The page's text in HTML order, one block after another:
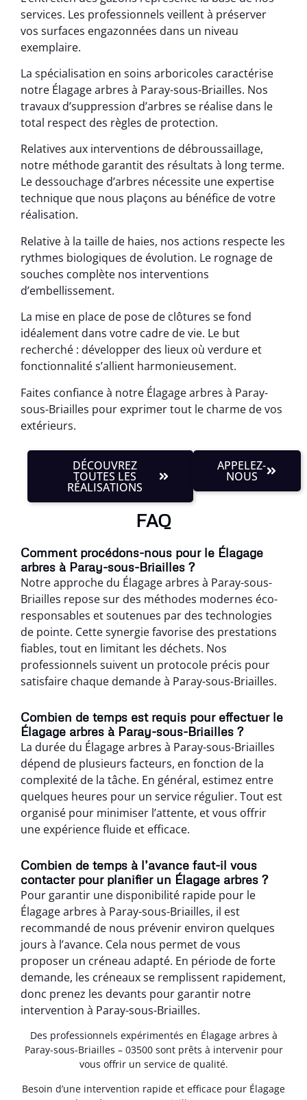
services. Les professionnels veillent à préserver
vos surfaces engazonnées dans un niveau
exemplaire.
La spécialisation en soins arboricoles caractérise
notre Élagage arbres à Paray-sous-Briailles. Nos
travaux d’suppression d’arbres se réalise dans le
total respect des règles de protection.
Relatives aux interventions de débroussaillage,
notre méthode garantit des résultats à long terme.
Le dessouchage d’arbres nécessite une expertise
technique que nous plaçons au bénéfice de votre
réalisation.
Relative à la taille de haies, nos actions respecte les
rythmes biologiques de évolution. Le rognage de
souches complète nos interventions
d’embellissement.
La mise en place de pose de clôtures se fond
idéalement dans votre cadre de vie. Le but
recherché : développer des lieux où verdure et
fonctionnalité s’allient harmonieusement.
Faites confiance à notre Élagage arbres à Paray-
sous-Briailles pour exprimer tout le charme de vos
extérieurs.
DÉCOUVREZ
TOUTES LES
RÉALISATIONS
APPELEZ-
NOUS
FAQ
Comment procédons-nous pour le Élagage
arbres à Paray-sous-Briailles ?
Notre approche du Élagage arbres à Paray-sous-
Briailles repose sur des méthodes modernes éco-
responsables et soutenues par des technologies
de pointe. Cette synergie favorise des prestations
fiables, tout en limitant les déchets. Nos
professionnels suivent un protocole précis pour
satisfaire chaque demande à Paray-sous-Briailles.
Combien de temps est requis pour effectuer le
Élagage arbres à Paray-sous-Briailles ?
La durée du Élagage arbres à Paray-sous-Briailles
dépend de plusieurs facteurs, en fonction de la
complexité de la tâche. En général, estimez entre
quelques heures pour un service régulier. Tout est
organisé pour minimiser l’attente, et vous offrir
une expérience fluide et efficace.
Combien de temps à l’avance faut-il vous
contacter pour planifier un Élagage arbres ?
Pour garantir une disponibilité rapide pour le
Élagage arbres à Paray-sous-Briailles, il est
recommandé de nous prévenir environ quelques
jours à l’avance. Cela nous permet de vous
proposer un créneau adapté. En période de forte
demande, les créneaux se remplissent rapidement,
donc prenez les devants pour garantir notre
intervention à Paray-sous-Briailles.
Des professionnels expérimentés en Élagage arbres à
Paray-sous-Briailles – 03500 sont prêts à intervenir pour
vous offrir un service de qualité.
Besoin d’une intervention rapide et efficace pour Élagage